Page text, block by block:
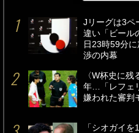
Jリーグは3ペ
違い「ビール
日23時59分
渉の内幕
〈W杯史に
年…「レフェ
嫌われた審判
「シオガイ